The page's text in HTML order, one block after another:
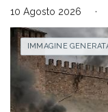
10 Agosto 2026
IMMAGINE